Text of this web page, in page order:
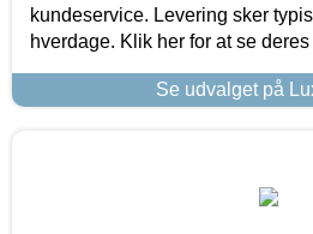
kundeservice. Levering sker
hverdage. Klik her for at se
Se udvalget på